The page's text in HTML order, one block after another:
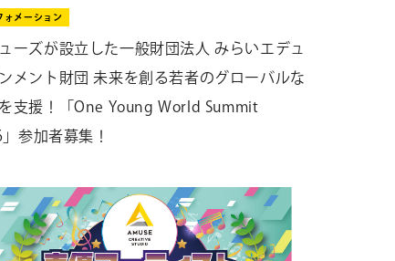
ォメーション
ーズが設立した一般財団法人 みらいエデュ
メント財団 未来を創る若者のグローバルな
支援！「One Young World Summit
参加者募集！